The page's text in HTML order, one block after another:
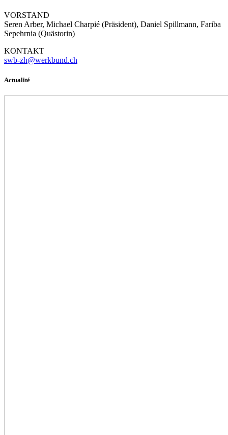
VORSTAND
Seren Arber, Michael Charpié (Präsident), Daniel Spillmann, Fariba
Sepehrnia (Quästorin)
KONTAKT
swb-zh@werkbund.ch
Actualité